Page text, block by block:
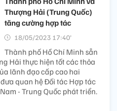
Thượng Hải (Trung Quốc)
tăng cường hợp tác
18/05/2023 17:40’
Thành phố Hồ Chí Minh sẵn
Hải thực hiện tốt các thỏa
lãnh đạo cấp cao hai
quan hệ Đối tác Hợp tác
- Trung Quốc phát triển.